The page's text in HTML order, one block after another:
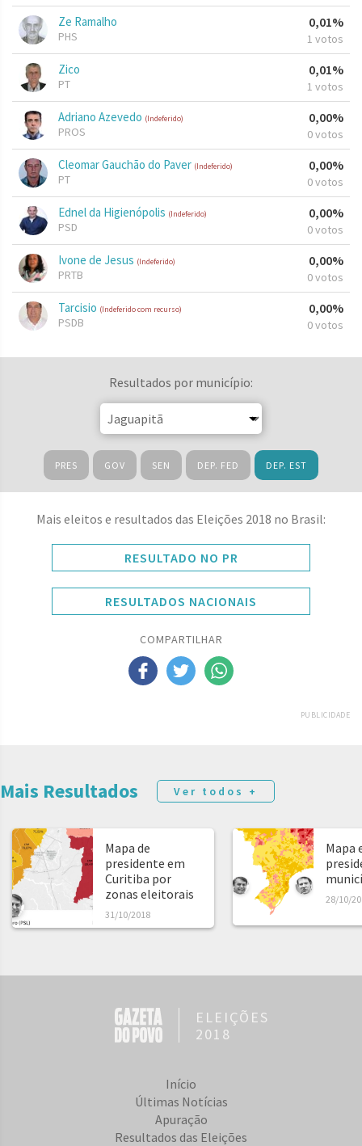
Ze Ramalho
PHS
0,01%
1 votos
Zico
PT
0,01%
1 votos
Adriano Azevedo (Indeferido)
PROS
0,00%
0 votos
Cleomar Gauchão do Paver (Indeferido)
PT
0,00%
0 votos
Ednel da Higienópolis (Indeferido)
PSD
0,00%
0 votos
Ivone de Jesus (Indeferido)
PRTB
0,00%
0 votos
Tarcisio (Indeferido com recurso)
PSDB
0,00%
0 votos
Resultados por município:
PRES GOV SEN DEP. FED DEP. EST
Mais eleitos e resultados das Eleições 2018 no Brasil:
RESULTADO NO PR
RESULTADOS NACIONAIS
COMPARTILHAR
PUBLICIDADE
Mais Resultados Ver todos +
Mapa de
presidente em
Curitiba por
zonas eleitorais
31/10/2018
Mapa
28/10/
ELEIÇÕES
2018
Início
Últimas Notícias
Apuração
Resultados das Eleições